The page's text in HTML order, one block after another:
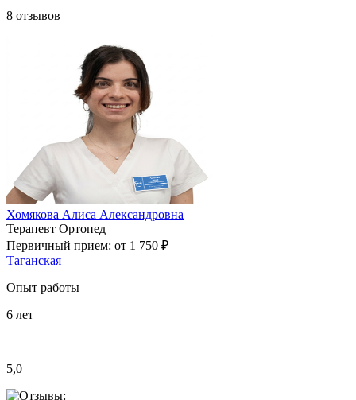
8 отзывов
Хомякова Алиса Александровна
Терапевт Ортопед
Первичный прием: от 1 750 ₽
Таганская
Опыт работы
6 лет
5,0